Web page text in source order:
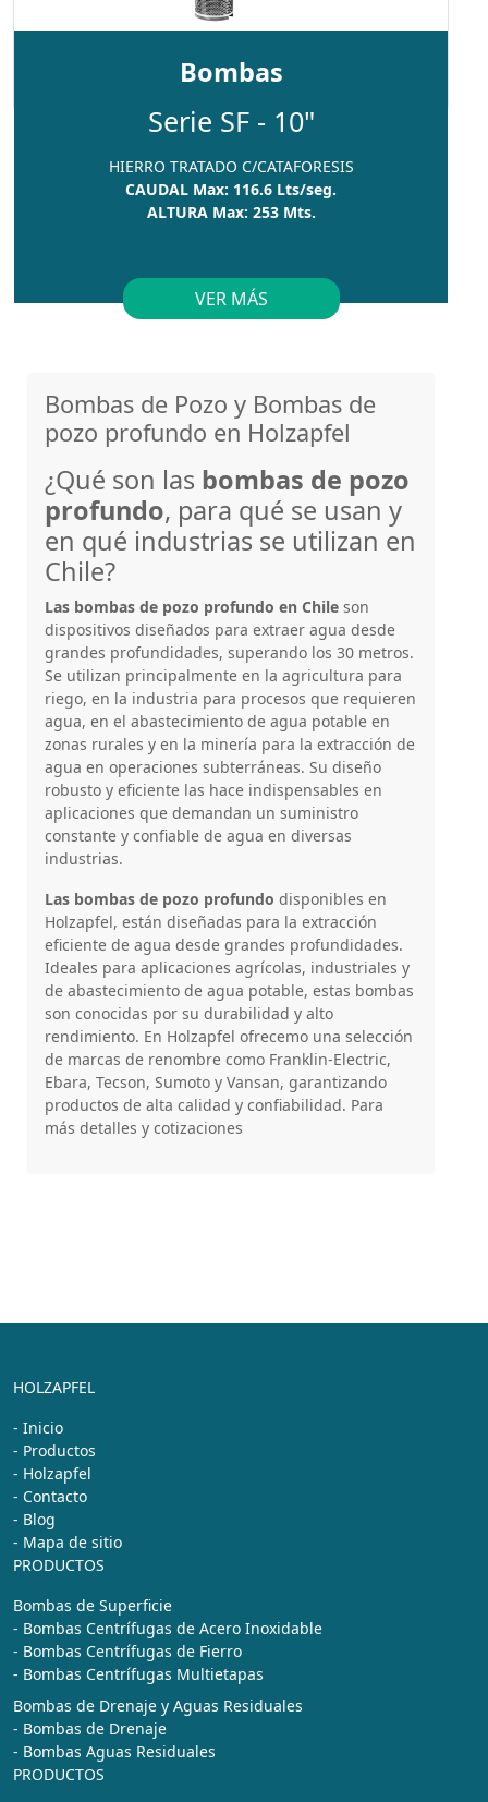
Bombas
Serie SF - 10"
HIERRO TRATADO C/CATAFORESIS
CAUDAL Max: 116.6 Lts/seg.
ALTURA Max: 253 Mts.
VER MÁS
Bombas de Pozo y Bombas de
pozo profundo en Holzapfel
¿Qué son las bombas de pozo
profundo, para qué se usan y
en qué industrias se utilizan en
Chile?
Las bombas de pozo profundo en Chile son
dispositivos diseñados para extraer agua desde
grandes profundidades, superando los 30 metros.
Se utilizan principalmente en la agricultura para
riego, en la industria para procesos que requieren
agua, en el abastecimiento de agua potable en
zonas rurales y en la minería para la extracción de
agua en operaciones subterráneas. Su diseño
robusto y eficiente las hace indispensables en
aplicaciones que demandan un suministro
constante y confiable de agua en diversas
industrias.
Las bombas de pozo profundo disponibles en
Holzapfel, están diseñadas para la extracción
eficiente de agua desde grandes profundidades.
Ideales para aplicaciones agrícolas, industriales y
de abastecimiento de agua potable, estas bombas
son conocidas por su durabilidad y alto
rendimiento. En Holzapfel ofrecemo una selección
de marcas de renombre como Franklin-Electric,
Ebara, Tecson, Sumoto y Vansan, garantizando
productos de alta calidad y confiabilidad. Para
más detalles y cotizaciones
HOLZAPFEL
- Inicio
- Productos
- Holzapfel
- Contacto
- Blog
- Mapa de sitio
PRODUCTOS
Bombas de Superficie
- Bombas Centrífugas de Acero Inoxidable
- Bombas Centrífugas de Fierro
- Bombas Centrífugas Multietapas
Bombas de Drenaje y Aguas Residuales
- Bombas de Drenaje
- Bombas Aguas Residuales
PRODUCTOS